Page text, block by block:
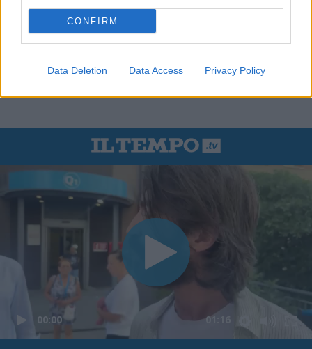
CONFIRM
Data Deletion Data Access Privacy Policy
00:00 01:16